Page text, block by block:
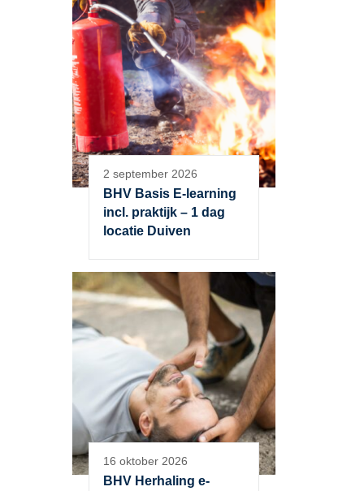
2 september 2026
BHV Basis E-learning
incl. praktijk – 1 dag
locatie Duiven
16 oktober 2026
BHV Herhaling e-